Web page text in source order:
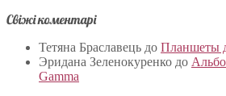
Свіжі коментарі
Тетяна Браславець до Планшеты
Эридана Зеленокуренко до
Gamma